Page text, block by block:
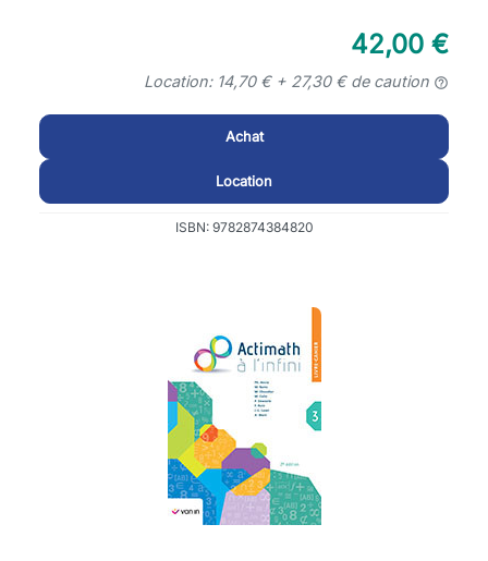
42,00 €
Location: 14,70 € + 27,30 € de caution help_outline
Achat
Location
ISBN: 9782874384820